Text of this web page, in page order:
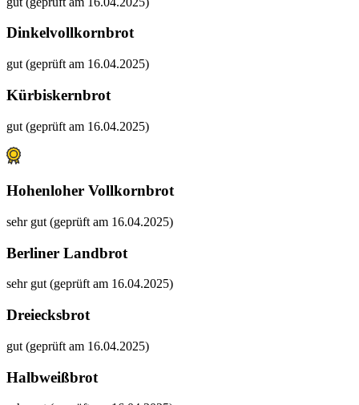
Dinkelvollkornbrot
gut (geprüft am 16.04.2025)
Kürbiskernbrot
gut (geprüft am 16.04.2025)
Hohenloher Vollkornbrot
sehr gut (geprüft am 16.04.2025)
Berliner Landbrot
sehr gut (geprüft am 16.04.2025)
Dreiecksbrot
gut (geprüft am 16.04.2025)
Halbweißbrot